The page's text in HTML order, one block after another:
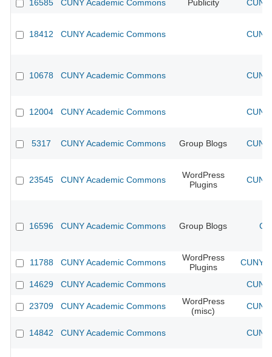
16585
CUNY Academic Commons Publicity
18412 CUNY Academic Commons
10678 CUNY Academic Commons
12004 CUNY Academic Commons
5317 CUNY Academic Commons Group Blogs
23545 CUNY Academic Commons
WordPress
Plugins
16596 CUNY Academic Commons Group Blogs
11788 CUNY Academic Commons
WordPress
Plugins
CUNY
14629 CUNY Academic Commons
23709 CUNY Academic Commons
WordPress
(misc)
14842 CUNY Academic Commons